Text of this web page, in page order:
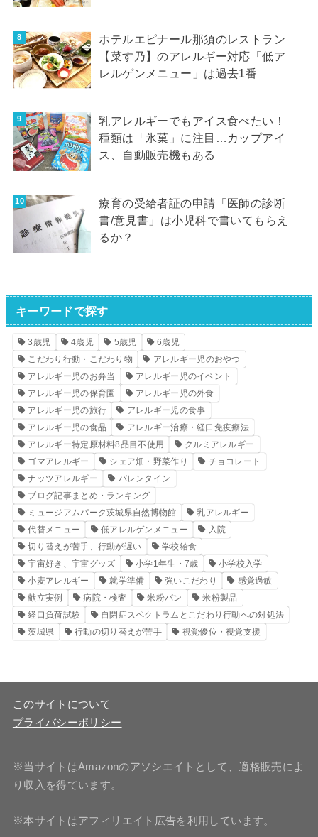
ホテルエピナール那須のレストラン
【菜す乃】のアレルギー対応「低ア
レルゲンメニュー」は過去1番
乳アレルギーでもアイス食べたい！
種類は「氷菓」に注目…カップアイ
ス、自動販売機もある
療育の受給者証の申請「医師の診断
書/意見書」は小児科で書いてもらえ
るか？
キーワードで探す
3歳児 4歳児 5歳児
6歳児
こだわり行動・こだわり物
アレルギー児のおやつ
アレルギー児のお弁当
アレルギー児のイベント
アレルギー児の保育園
アレルギー児の外食
アレルギー児の旅行
アレルギー児の食事
アレルギー児の食品
アレルギー治療・経口免疫療法
アレルギー特定原材料8品目不使用
クルミアレルギー
ゴマアレルギー
シェア畑・野菜作り
チョコレート
ナッツアレルギー
バレンタイン
ブログ記事まとめ・ランキング
ミュージアムパーク茨城県自然博物館
乳アレルギー
代替メニュー
低アレルゲンメニュー
入院
切り替えが苦手、行動が遅い
学校給食
宇宙好き、宇宙グッズ
小学1年生・7歳
小学校入学
小麦アレルギー
就学準備 強いこだわり
感覚過敏
献立実例
病院・検査 米粉パン
米粉製品
経口負荷試験
自閉症スペクトラムとこだわり行動への対処法
茨城県
行動の切り替えが苦手 視覚優位・視覚支援
このサイトについて
プライバシーポリシー
※当サイトはAmazonのアソシエイトとして、適格販売によ
り収入を得ています。
※本サイトはアフィリエイト広告を利用しています。